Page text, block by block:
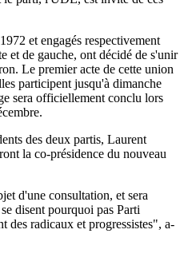
et engagés respectivement
et de gauche, ont décidé de s'unir
Le premier acte de cette union
participent jusqu'à dimanche
sera officiellement conclu lors
des deux partis, Laurent
la co-présidence du nouveau
d'une consultation, et sera
disent pourquoi pas Parti
des radicaux et progressistes", a-